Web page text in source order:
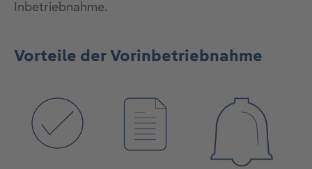
Inbetriebnahme.
Vorteile der Vorinbetriebnahme